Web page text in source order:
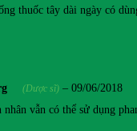
thuốc tây dài ngày có
(Dược sĩ) – 09/06/2018
vẫn có thể sử dụng